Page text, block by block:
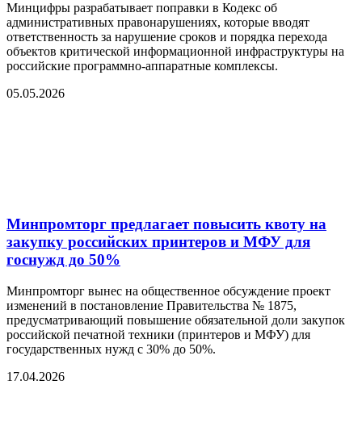
Минцифры разрабатывает поправки в Кодекс об
административных правонарушениях, которые вводят
ответственность за нарушение сроков и порядка перехода
объектов критической информационной инфраструктуры на
российские программно-аппаратные комплексы.
05.05.2026
Минпромторг предлагает повысить квоту на
закупку российских принтеров и МФУ для
госнужд до 50%
Минпромторг вынес на общественное обсуждение проект
изменений в постановление Правительства № 1875,
предусматривающий повышение обязательной доли закупок
российской печатной техники (принтеров и МФУ) для
государственных нужд с 30% до 50%.
17.04.2026